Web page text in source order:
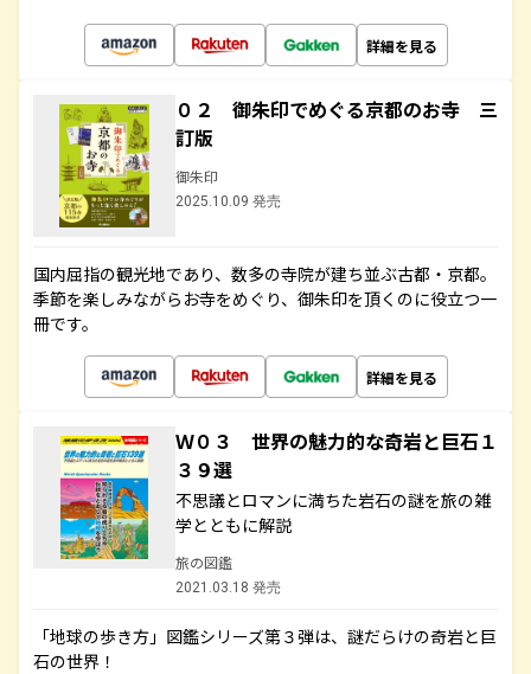
詳細を見る
０２ 御朱印でめぐる京都のお寺 三
訂版
御朱印
2025.10.09 発売
国内屈指の観光地であり、数多の寺院が建ち並ぶ古都・京都。
季節を楽しみながらお寺をめぐり、御朱印を頂くのに役立つ一
冊です。
詳細を見る
Ｗ０３ 世界の魅力的な奇岩と巨石１
３９選
不思議とロマンに満ちた岩石の謎を旅の雑
学とともに解説
旅の図鑑
2021.03.18 発売
「地球の歩き方」図鑑シリーズ第３弾は、謎だらけの奇岩と巨
石の世界！